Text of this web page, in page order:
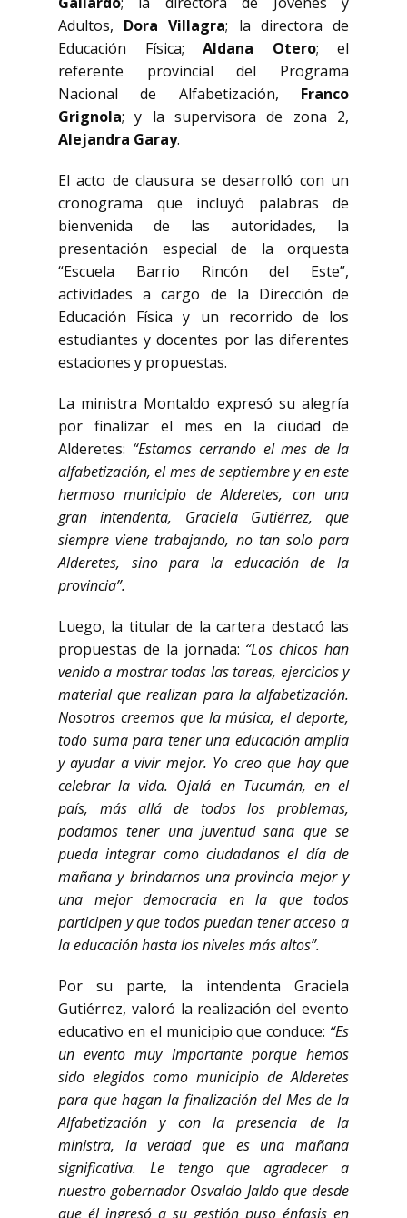
Adultos, Dora Villagra; la directora de
Educación Física; Aldana Otero; el
referente provincial del Programa
Nacional de Alfabetización, Franco
Grignola; y la supervisora de zona 2,
Alejandra Garay.
El acto de clausura se desarrolló con un
cronograma que incluyó palabras de
bienvenida de las autoridades, la
presentación especial de la orquesta
“Escuela Barrio Rincón del Este”,
actividades a cargo de la Dirección de
Educación Física y un recorrido de los
estudiantes y docentes por las diferentes
estaciones y propuestas.
La ministra Montaldo expresó su alegría
por finalizar el mes en la ciudad de
Alderetes: “Estamos cerrando el mes de la
alfabetización, el mes de septiembre y en este
hermoso municipio de Alderetes, con una
gran intendenta, Graciela Gutiérrez, que
siempre viene trabajando, no tan solo para
Alderetes, sino para la educación de la
provincia”.
Luego, la titular de la cartera destacó las
propuestas de la jornada: “Los chicos han
venido a mostrar todas las tareas, ejercicios y
material que realizan para la alfabetización.
Nosotros creemos que la música, el deporte,
todo suma para tener una educación amplia
y ayudar a vivir mejor. Yo creo que hay que
celebrar la vida. Ojalá en Tucumán, en el
país, más allá de todos los problemas,
podamos tener una juventud sana que se
pueda integrar como ciudadanos el día de
mañana y brindarnos una provincia mejor y
una mejor democracia en la que todos
participen y que todos puedan tener acceso a
la educación hasta los niveles más altos”.
Por su parte, la intendenta Graciela
Gutiérrez, valoró la realización del evento
educativo en el municipio que conduce: “Es
un evento muy importante porque hemos
sido elegidos como municipio de Alderetes
para que hagan la finalización del Mes de la
Alfabetización y con la presencia de la
ministra, la verdad que es una mañana
significativa. Le tengo que agradecer a
nuestro gobernador Osvaldo Jaldo que desde
que él ingresó a su gestión puso énfasis en